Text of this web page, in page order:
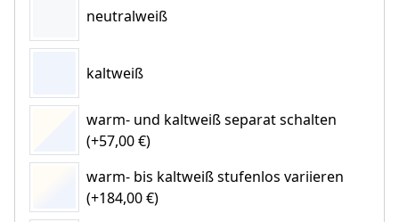
neutralweiß
kaltweiß
warm- und kaltweiß separat schalten
(+57,00 €)
warm- bis kaltweiß stufenlos variieren
(+184,00 €)